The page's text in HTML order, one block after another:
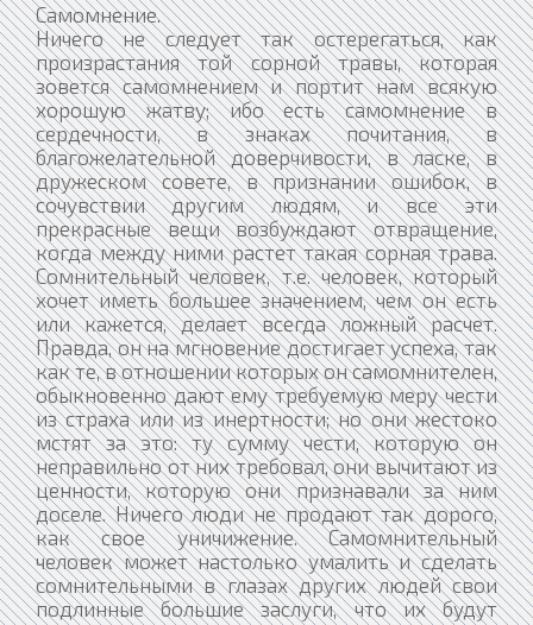
Самомнение.
Ничего не следует так остерегаться, как
произрастания той сорной травы, которая
зовется самомнением и портит нам всякую
хорошую жатву; ибо есть самомнение в
сердечности, в знаках почитания, в
благожелательной доверчивости, в ласке, в
дружеском совете, в признании ошибок, в
сочувствии другим людям, и все эти
прекрасные вещи возбуждают отвращение,
когда между ними растет такая сорная трава.
Сомнительный человек, т.е. человек, который
хочет иметь большее значением, чем он есть
или кажется, делает всегда ложный расчет.
Правда, он на мгновение достигает успеха, так
как те, в отношении которых он самомнителен,
обыкновенно дают ему требуемую меру чести
из страха или из инертности; но они жестоко
мстят за это: ту сумму чести, которую он
неправильно от них требовал, они вычитают из
ценности, которую они признавали за ним
доселе. Ничего люди не продают так дорого,
как свое уничижение. Самомнительный
человек может настолько умалить и сделать
сомнительными в глазах других людей свои
подлинные большие заслуги, что их будут